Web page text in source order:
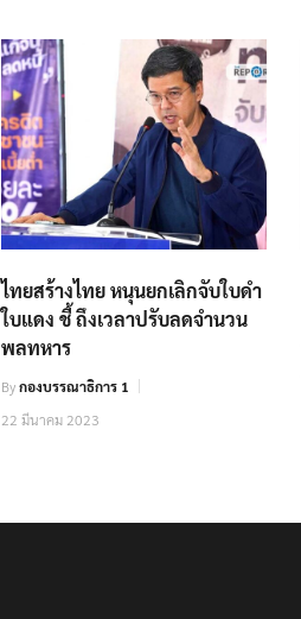
ไทยสร้างไทย หนุนยกเลิกจับใบดำ
ใบแดง ชี้ ถึงเวลาปรับลดจำนวน
พลทหาร
Byกองบรรณาธิการ 1
22 มีนาคม 2023